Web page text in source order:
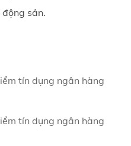
sản.
tín dụng ngân hàng
tín dụng ngân hàng